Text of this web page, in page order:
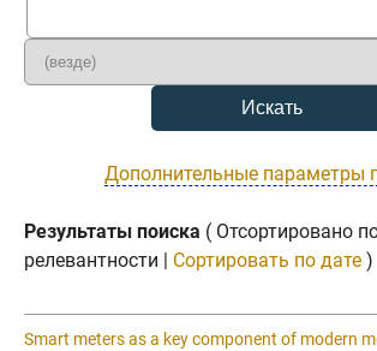
Дополнительные параметры
Результаты поиска ( Отсортировано
релевантности | Сортировать по дате )
Smart meters as a key component of modern